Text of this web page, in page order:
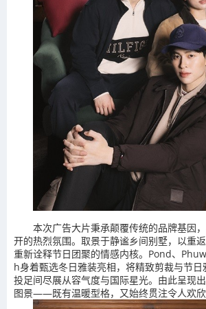
本次广告大片秉承颠覆传统的品牌基因
开的热烈氛围。取景于静谧乡间别墅，以重返
重新诠释节日团聚的情感内核。Pond、
h身着甄选冬日雅装亮相，将精致剪裁与节
投足间尽展从容气度与国际星光。由此呈现
图景——既有温暖型格，又始终贯注令人欢欣